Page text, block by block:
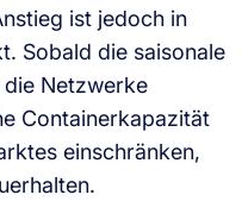
ist jedoch in
Sobald die saisonale
Netzwerke
Containerkapazität
einschränken,